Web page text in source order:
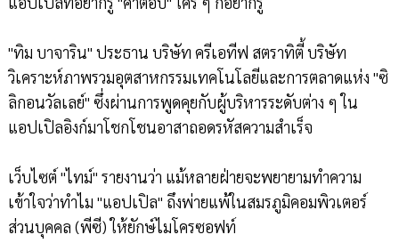
"ทิม บาจาริน" ประธาน บริษัท ครีเอทีฟ สตราทิตี้ บริษัท
วิเคราะห์ภาพรวมอุตสาหกรรมเทคโนโลยีและการตลาดแห่ง "ซิ
ลิกอนวัลเลย์" ซึ่งผ่านการพูดคุยกับผู้บริหารระดับต่าง ๆ ใน
แอปเปิลอิงก์มาโชกโชนอาสาถอดรหัสความสำเร็จ
เว็บไซต์ "ไทม์" รายงานว่า แม้หลายฝ่ายจะพยายามทำความ
เข้าใจว่าทำไม "แอปเปิล" ถึงพ่ายแพ้ในสมรภูมิคอมพิวเตอร์
ส่วนบุคคล (พีซี) ให้ยักษ์ไมโครซอฟท์